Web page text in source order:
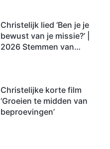
Christelijk lied ‘Ben je je
bewust van je missie?’ |
2026 Stemmen van
Christelijke korte film
‘Groeien te midden van
beproevingen’